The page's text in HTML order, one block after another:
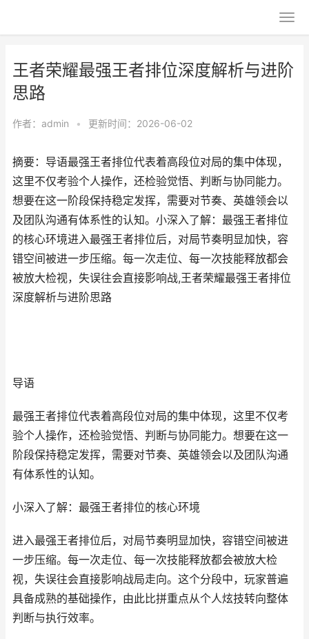
王者荣耀最强王者排位深度解析与进阶
思路
作者： admin • 更新时间：2026-06-02
摘要：导语最强王者排位代表着高段位对局的集中体现，
这里不仅考验个人操作，还检验觉悟、判断与协同能力。
想要在这一阶段保持稳定发挥，需要对节奏、英雄领会以
及团队沟通有体系性的认知。小深入了解：最强王者排位
的核心环境进入最强王者排位后，对局节奏明显加快，容
错空间被进一步压缩。每一次走位、每一次技能释放都会
被放大检视，失误往会直接影响战,王者荣耀最强王者排位
深度解析与进阶思路
导语
最强王者排位代表着高段位对局的集中体现，这里不仅考
验个人操作，还检验觉悟、判断与协同能力。想要在这一
阶段保持稳定发挥，需要对节奏、英雄领会以及团队沟通
有体系性的认知。
小深入了解：最强王者排位的核心环境
进入最强王者排位后，对局节奏明显加快，容错空间被进
一步压缩。每一次走位、每一次技能释放都会被放大检
视，失误往会直接影响战局走向。这个分段中，玩家普遍
具备成熟的基础操作，由此比拼重点从个人炫技转向整体
判断与执行效率。